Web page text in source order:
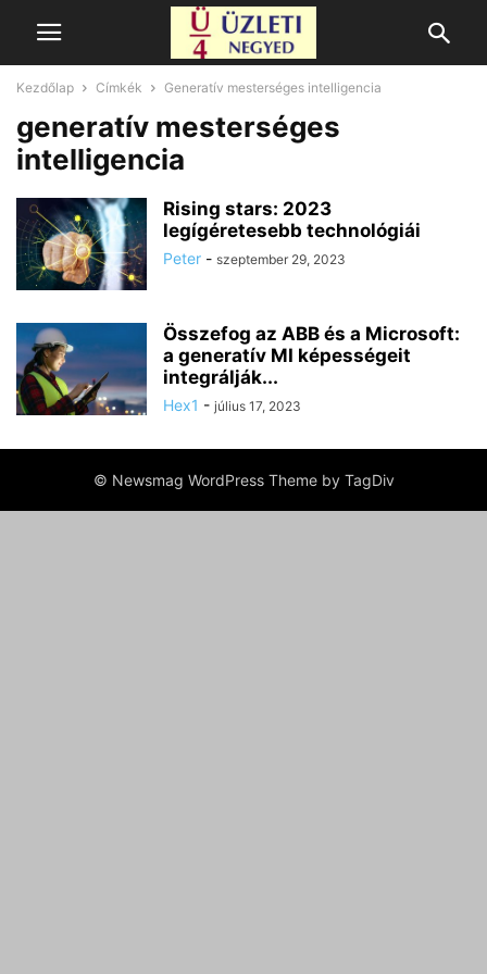
Kezdőlap Címkék Generatív mesterséges intelligencia
generatív mesterséges
intelligencia
Rising stars: 2023
legígéretesebb technológiái
Peter - szeptember 29, 2023
Összefog az ABB és a Microsoft:
a generatív MI képességeit
integrálják...
Hex1 - július 17, 2023
© Newsmag WordPress Theme by TagDiv